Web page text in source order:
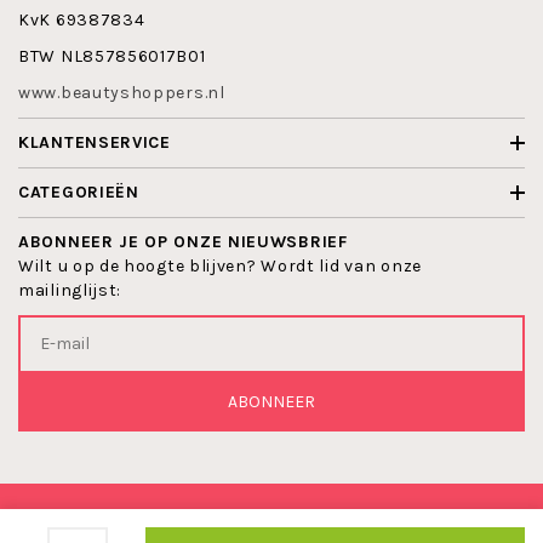
KvK 69387834
BTW NL857856017B01
www.beautyshoppers.nl
KLANTENSERVICE
CATEGORIEËN
ABONNEER JE OP ONZE NIEUWSBRIEF
Wilt u op de hoogte blijven? Wordt lid van onze
mailinglijst:
ABONNEER